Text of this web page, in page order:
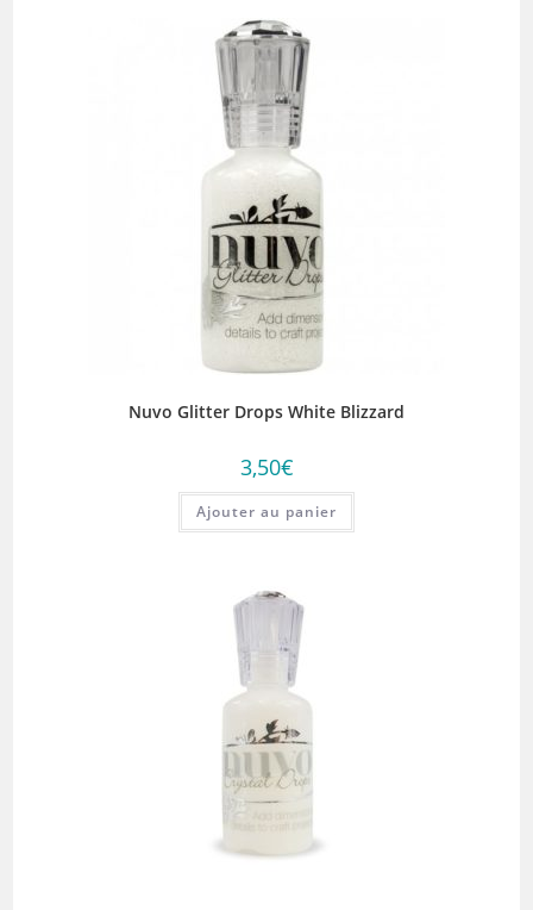
Nuvo Glitter Drops White Blizzard
3,50€
Ajouter au panier